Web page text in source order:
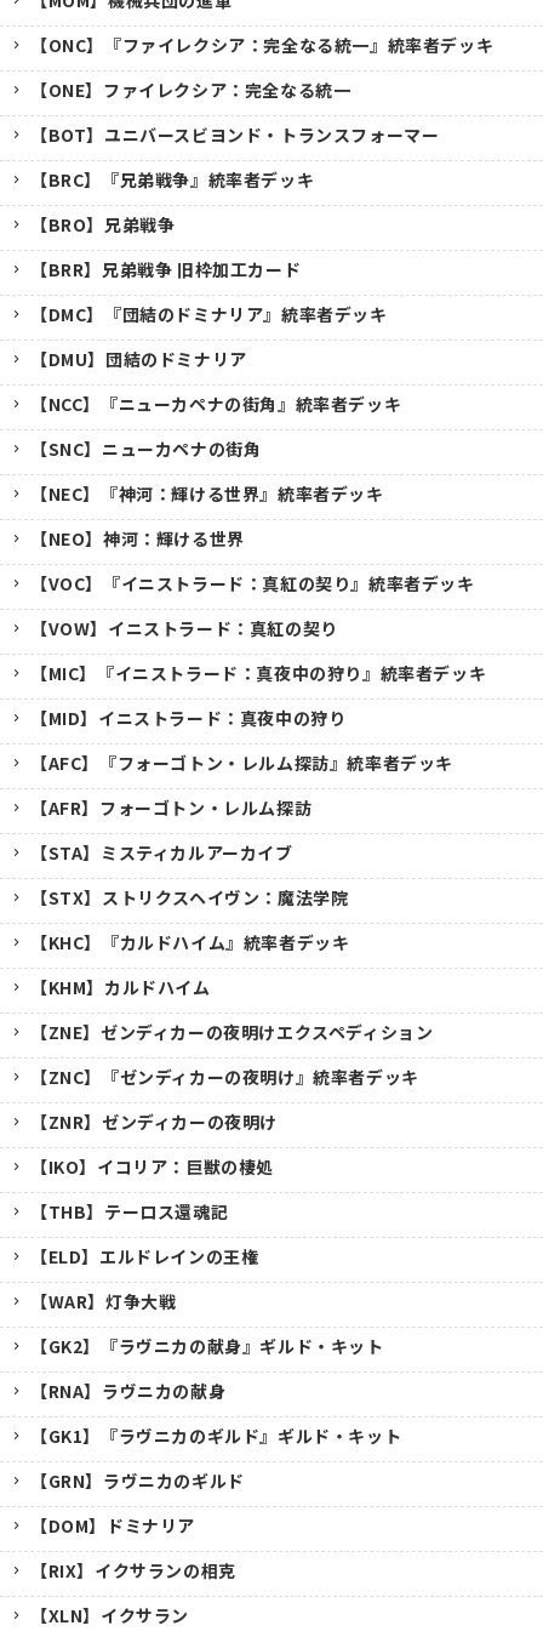
【ONC】『ファイレクシア：完全なる統一』統率者デッキ
【ONE】ファイレクシア：完全なる統一
【BOT】ユニバースビヨンド・トランスフォーマー
【BRC】『兄弟戦争』統率者デッキ
【BRO】兄弟戦争
【BRR】兄弟戦争 旧枠加工カード
【DMC】『団結のドミナリア』統率者デッキ
【DMU】団結のドミナリア
【NCC】『ニューカペナの街角』統率者デッキ
【SNC】ニューカペナの街角
【NEC】『神河：輝ける世界』統率者デッキ
【NEO】神河：輝ける世界
【VOC】『イニストラード：真紅の契り』統率者デッキ
【VOW】イニストラード：真紅の契り
【MIC】『イニストラード：真夜中の狩り』統率者デッキ
【MID】イニストラード：真夜中の狩り
【AFC】『フォーゴトン・レルム探訪』統率者デッキ
【AFR】フォーゴトン・レルム探訪
【STA】ミスティカルアーカイブ
【STX】ストリクスヘイヴン：魔法学院
【KHC】『カルドハイム』統率者デッキ
【KHM】カルドハイム
【ZNE】ゼンディカーの夜明けエクスペディション
【ZNC】『ゼンディカーの夜明け』統率者デッキ
【ZNR】ゼンディカーの夜明け
【IKO】イコリア：巨獣の棲処
【THB】テーロス還魂記
【ELD】エルドレインの王権
【WAR】灯争大戦
【GK2】『ラヴニカの献身』ギルド・キット
【RNA】ラヴニカの献身
【GK1】『ラヴニカのギルド』ギルド・キット
【GRN】ラヴニカのギルド
【DOM】ドミナリア
【RIX】イクサランの相克
【XLN】イクサラン